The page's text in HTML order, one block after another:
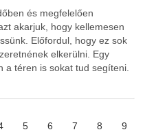
és megfelelően
akarjuk, hogy kellemesen
Előfordul, hogy ez sok
elkerülni. Egy
a téren is sokat tud segíteni.
érdekében jó döntés
5 6 7 8 9